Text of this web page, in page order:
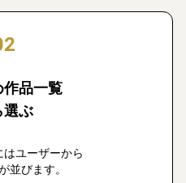
作品一覧
選ぶ
ユーザーから
並びます。